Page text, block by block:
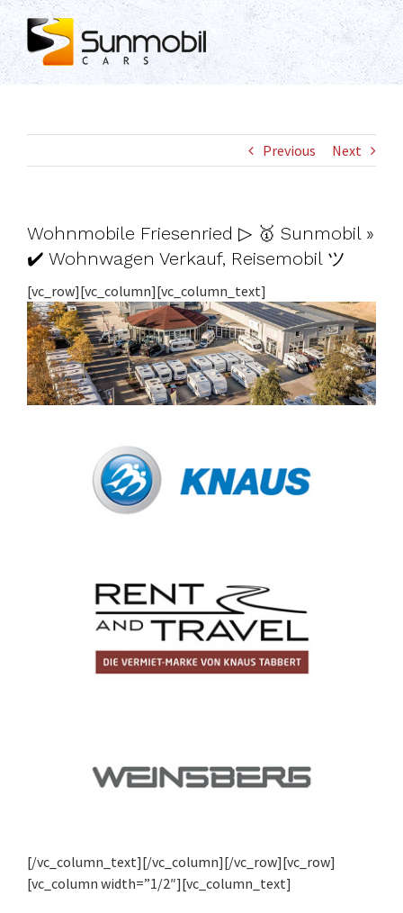
Skip
to
content
Previous Next
Wohnmobile Friesenried ▷ 🥇 Sunmobil »
✔️ Wohnwagen Verkauf, Reisemobil ツ
[vc_row][vc_column][vc_column_text]
[/vc_column_text][/vc_column][/vc_row][vc_row]
[vc_column width=”1/2″][vc_column_text]